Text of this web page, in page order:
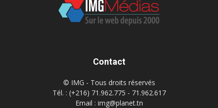
Contact
© IMG - Tous droits réservés
Tél. : (+216) 71.962.775 - 71.962.617
Email : img@planet.tn